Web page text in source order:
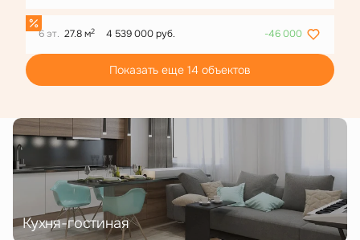
6 эт. 27.8 м2 4 539 000 руб. -46 000
Показать еще 14 объектов
Кухня-гостиная